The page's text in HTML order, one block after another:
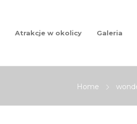
Atrakcje w okolicy Galeria
Home